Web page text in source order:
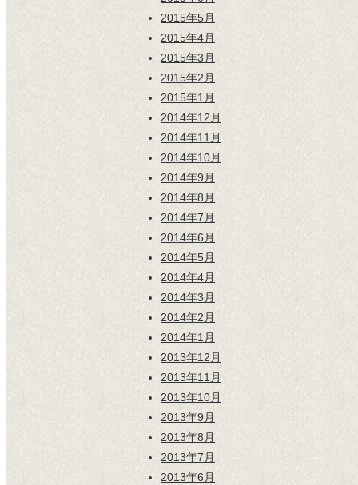
2015年5月
2015年4月
2015年3月
2015年2月
2015年1月
2014年12月
2014年11月
2014年10月
2014年9月
2014年8月
2014年7月
2014年6月
2014年5月
2014年4月
2014年3月
2014年2月
2014年1月
2013年12月
2013年11月
2013年10月
2013年9月
2013年8月
2013年7月
2013年6月